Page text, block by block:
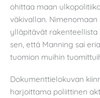
ohittaa maan
väkivallan.
ylläpitävät rakenteellista
sen, että Manning sai
tuomion muihin
Dokumenttielokuvan
harjoittama poliittinen